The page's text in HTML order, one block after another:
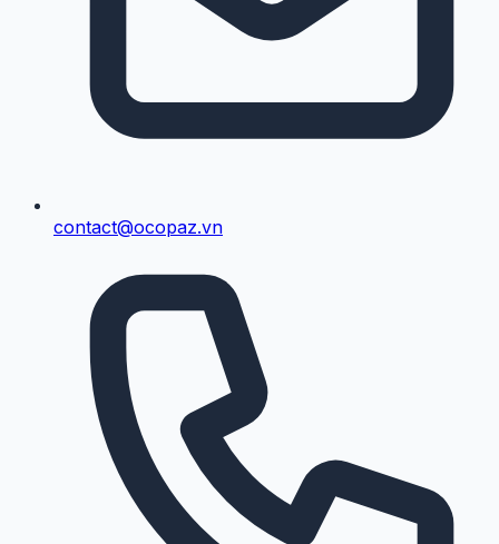
contact@ocopaz.vn